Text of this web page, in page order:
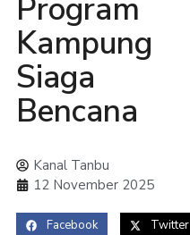
Program
Kampung
Siaga
Bencana
Kanal Tanbu
12 November 2025
Facebook Twitter